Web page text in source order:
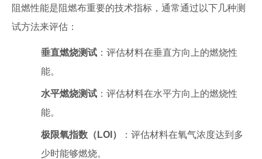
阻燃性能是阻燃布重要的技术指标，通常通过以下几种测
试方法来评估：
垂直燃烧测试 ：评估材料在垂直方向上的燃烧性
能。
水平燃烧测试 ：评估材料在水平方向上的燃烧性
能。
极限氧指数（LOI）
：评估材料在氧气浓度达到多
少时能够燃烧。